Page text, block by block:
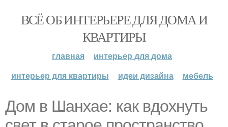
ВСЁ ОБ ИНТЕРЬЕРЕ ДЛЯ ДОМА И
КВАРТИРЫ
главная
интерьер для дома
интерьер для квартиры
идеи дизайна мебель
Дом в Шанхае: как вдохнуть